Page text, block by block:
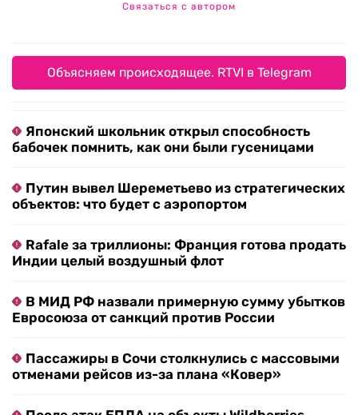
Связаться с автором
Объясняем происходящее. RTVI в Telegram
Японский школьник открыл способность
бабочек помнить, как они были гусеницами
Путин вывел Шереметьево из стратегических
объектов: что будет с аэропортом
Rafale за триллионы: Франция готова продать
Индии целый воздушный флот
В МИД РФ назвали примерную сумму убытков
Евросоюза от санкций против России
Пассажиры в Сочи столкнулись с массовыми
отменами рейсов из-за плана «Ковер»